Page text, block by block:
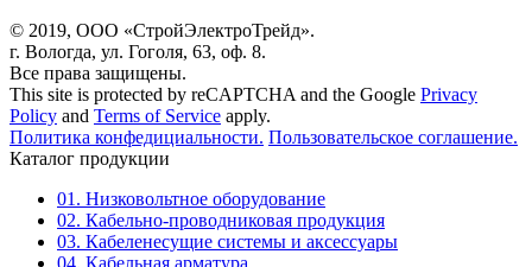
© 2019, ООО «СтройЭлектроТрейд».
г. Вологда, ул. Гоголя, 63, оф. 8.
Все права защищены.
This site is protected by reCAPTCHA and the Google Privacy
Policy and Terms of Service apply.
Политика конфедициальности. Пользовательское соглашение.
Каталог продукции
01. Низковольтное оборудование
02. Кабельно-проводниковая продукция
03. Кабеленесущие системы и аксессуары